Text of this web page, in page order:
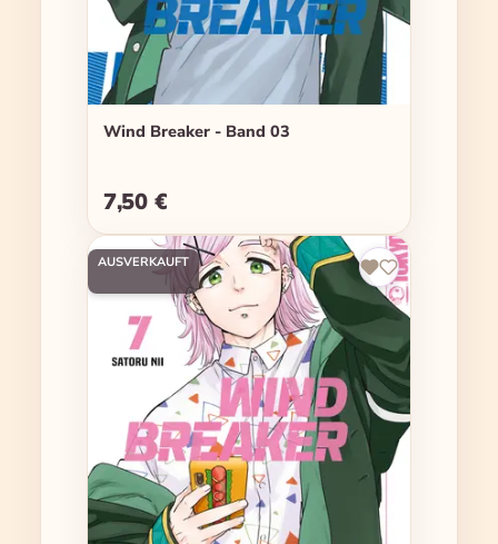
Wind Breaker - Band 03
Regulärer Preis:
7,50 €
AUSVERKAUFT